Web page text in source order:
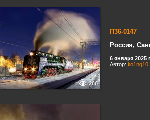
266
П36-0147
Россия,
6 января 2025
Автор: bo1ng10